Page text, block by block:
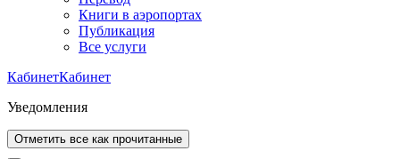
Книги в аэропортах
Публикация
Все услуги
КабинетКабинет
Уведомления
Отметить все как прочитанные